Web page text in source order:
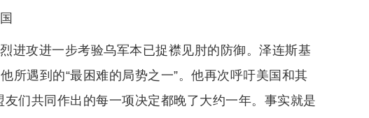
进攻进一步考验乌军本已捉襟见肘的防御。泽连斯基
所遇到的“最困难的局势之一”。他再次呼吁美国和其
们共同作出的每一项决定都晚了大约一年。事实就是